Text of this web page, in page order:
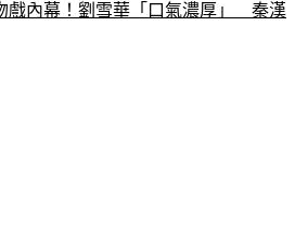
戲內幕！劉雪華「口氣濃厚」　秦漢